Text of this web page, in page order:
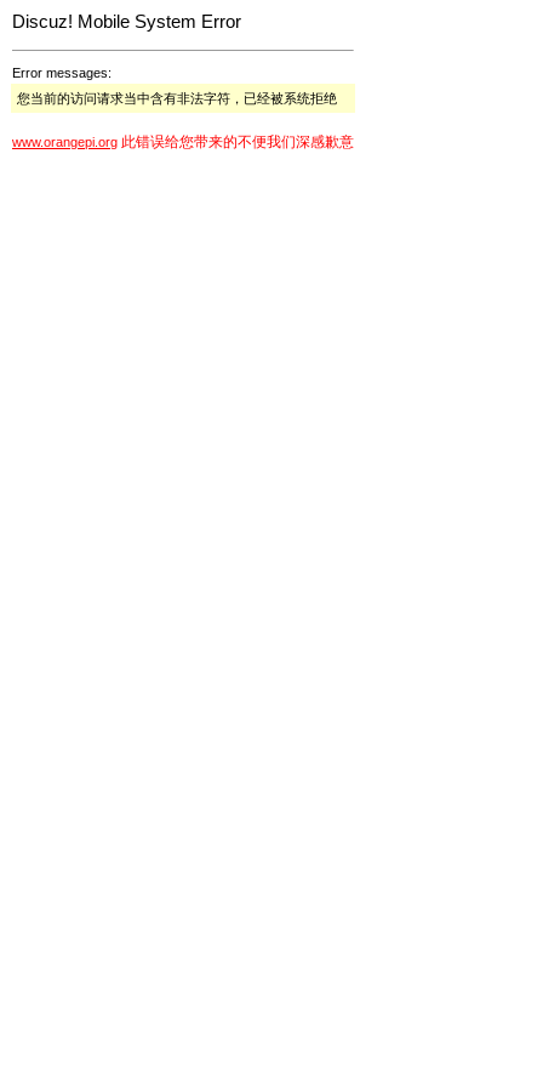
Discuz! Mobile System Error
Error messages:
您当前的访问请求当中含有非法字符，已经被系统拒绝
www.orangepi.org 此错误给您带来的不便我们深感歉意